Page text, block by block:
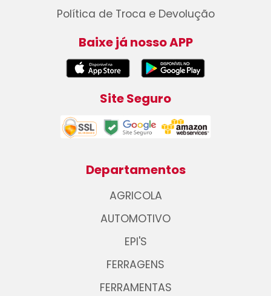
Política de Troca e Devolução
Baixe já nosso APP
Site Seguro
Departamentos
AGRICOLA
AUTOMOTIVO
EPI'S
FERRAGENS
FERRAMENTAS